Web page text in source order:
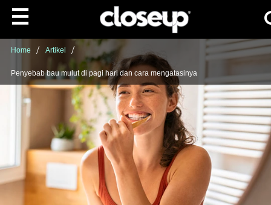
Skip to content
Home Artikel
Penyebab bau mulut di pagi hari dan cara mengatasinya